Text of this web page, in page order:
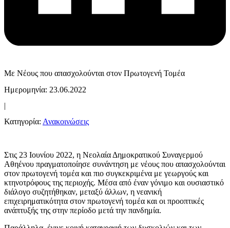
Με Νέους που απασχολούνται στον Πρωτογενή Τομέα
Ημερομηνία: 23.06.2022
|
Κατηγορία: Ανακοινώσεις
Στις 23 Ιουνίου 2022, η Νεολαία Δημοκρατικού Συναγερμού
Αθηένου πραγματοποίησε συνάντηση με νέους που απασχολούνται
στον πρωτογενή τομέα και πιο συγκεκριμένα με γεωργούς και
κτηνοτρόφους της περιοχής. Μέσα από έναν γόνιμο και ουσιαστικό
διάλογο συζητήθηκαν, μεταξύ άλλων, η νεανική
επιχειρηματικότητα στον πρωτογενή τομέα και οι προοπτικές
ανάπτυξής της στην περίοδο μετά την πανδημία.